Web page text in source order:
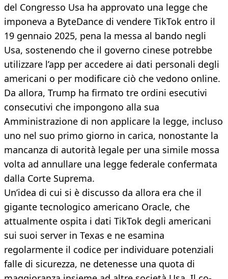
del Congresso Usa ha approvato una legge che
imponeva a ByteDance di vendere TikTok entro il
19 gennaio 2025, pena la messa al bando negli
Usa, sostenendo che il governo cinese potrebbe
utilizzare l’app per accedere ai dati personali degli
americani o per modificare ciò che vedono online.
Da allora, Trump ha firmato tre ordini esecutivi
consecutivi che impongono alla sua
Amministrazione di non applicare la legge, incluso
uno nel suo primo giorno in carica, nonostante la
mancanza di autorità legale per una simile mossa
volta ad annullare una legge federale confermata
dalla Corte Suprema.
Un’idea di cui si è discusso da allora era che il
gigante tecnologico americano Oracle, che
attualmente ospita i dati TikTok degli americani
sui suoi server in Texas e ne esamina
regolarmente il codice per individuare potenziali
falle di sicurezza, ne detenesse una quota di